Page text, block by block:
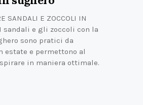
SANDALI E ZOCCOLI IN
I sandali e gli zoccoli con la
sono pratici da
estate e permettono al
in maniera ottimale.